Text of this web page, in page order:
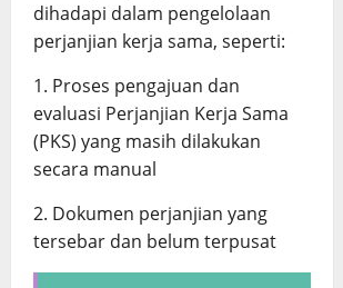
dihadapi dalam pengelolaan
perjanjian kerja sama, seperti:
1. Proses pengajuan dan
evaluasi Perjanjian Kerja Sama
(PKS) yang masih dilakukan
secara manual
2. ⁠Dokumen perjanjian yang
tersebar dan belum terpusat